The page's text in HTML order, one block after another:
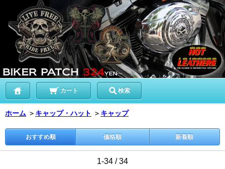
カート 検索
ホーム ＞ キャップ・ハット ＞ キャップ
おすすめ順 価格順 新着順
1-34 / 34